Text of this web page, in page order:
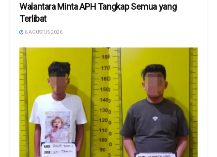
Walantara Minta APH Tangkap Semua yang
Terlibat
6 AGUSTUS 2026